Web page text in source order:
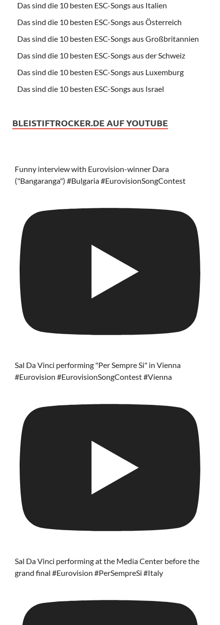
Das sind die 10 besten ESC-Songs aus Italien
Das sind die 10 besten ESC-Songs aus Österreich
Das sind die 10 besten ESC-Songs aus Großbritannien
Das sind die 10 besten ESC-Songs aus der Schweiz
Das sind die 10 besten ESC-Songs aus Luxemburg
Das sind die 10 besten ESC-Songs aus Israel
BLEISTIFTROCKER.DE AUF YOUTUBE
Funny interview with Eurovision-winner Dara
("Bangaranga") #Bulgaria #EurovisionSongContest
Sal Da Vinci performing "Per Sempre Si" in Vienna
#Eurovision #EurovisionSongContest #Vienna
Sal Da Vinci performing at the Media Center before the
grand final #Eurovision #PerSempreSi #Italy